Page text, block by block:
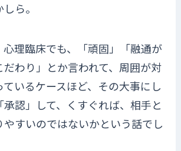
ら。
心理臨床でも、「頑固」「融通が
わり」とか言われて、周囲が対
いるケースほど、その大事にし
認」して、くすぐれば、相手と
すいのではないかという話でし